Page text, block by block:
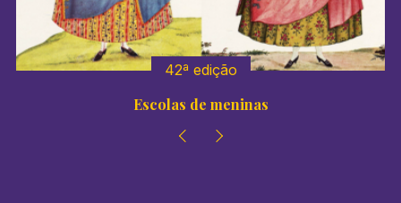
42ª edição
Escolas de meninas
: